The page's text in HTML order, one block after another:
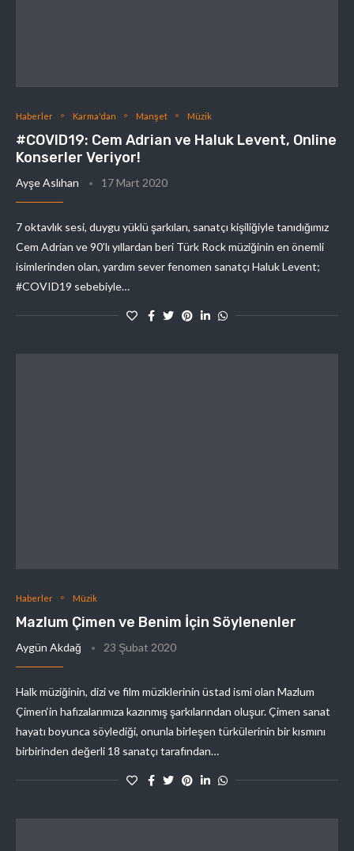
Haberler Karma'dan Manşet Müzik
#COVID19: Cem Adrian ve Haluk Levent, Online
Konserler Veriyor!
Ayşe Aslıhan 17 Mart 2020
7 oktavlık sesi, duygu yüklü şarkıları, sanatçı kişiliğiyle tanıdığımız
Cem Adrian ve 90’lı yıllardan beri Türk Rock müziğinin en önemli
isimlerinden olan, yardım sever fenomen sanatçı Haluk Levent;
#COVID19 sebebiyle…
Haberler Müzik
Mazlum Çimen ve Benim İçin Söylenenler
Aygün Akdağ 23 Şubat 2020
Halk müziğinin, dizi ve film müziklerinin üstad ismi olan Mazlum
Çimen‘in hafızalarımıza kazınmış şarkılarından oluşur. Çimen sanat
hayatı boyunca söylediği, onunla birleşen türkülerinin bir kısmını
birbirinden değerli 18 sanatçı tarafından…